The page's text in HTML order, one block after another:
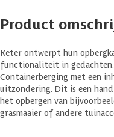
Product
Keter ontwerpt hun
functionaliteit in
Containerberging met een
uitzondering. Dit is een
het opbergen van
grasmaaier of andere